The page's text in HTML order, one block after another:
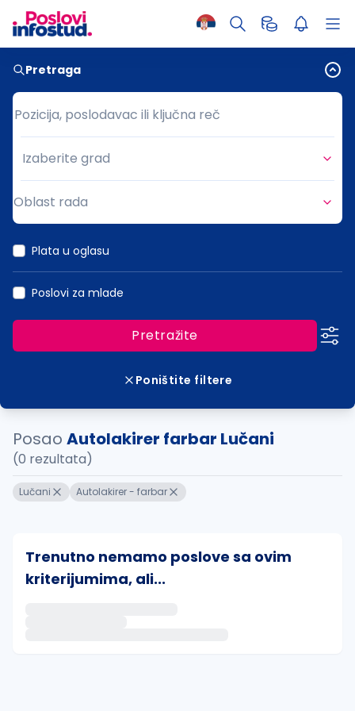
Pretraga
Pozicija, poslodavac ili ključna reč
Pozicija, poslodavac ili ključna reč
Grad
Izaberite grad
Oblast rada
Plata u oglasu
Poslovi za mlade
Pretražite
Poništite filtere
Posao Autolakirer farbar Lučani
(0 rezultata)
Lučani Autolakirer - farbar
Trenutno nemamo poslove sa ovim
kriterijumima, ali...